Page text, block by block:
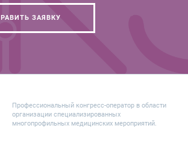
ЗАЯВКУ
Профессиональный конгресс-оператор в области
организации специализированных
многопрофильных медицинских мероприятий.